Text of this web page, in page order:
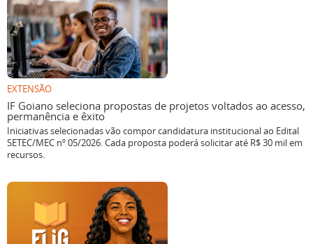
EXTENSÃO
IF Goiano seleciona propostas de projetos voltados ao acesso,
permanência e êxito
Iniciativas selecionadas vão compor candidatura institucional ao Edital
SETEC/MEC nº 05/2026. Cada proposta poderá solicitar até R$ 30 mil em
recursos.